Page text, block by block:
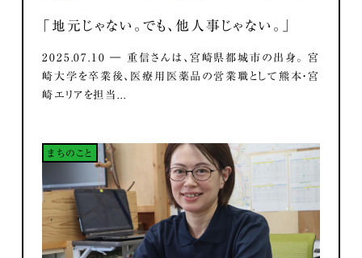
「地元じゃない。でも、他人事じゃない。」
2025.07.10 ― 重信さんは、宮崎県都城市の出身。 宮
崎大学を卒業後、医療用医薬品の営業職として熊本・宮
崎エリアを担当...
まちのこと